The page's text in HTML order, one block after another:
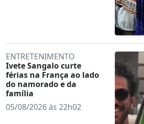
ENTRETENIMENTO
Ivete Sangalo curte
férias na França ao lado
do namorado e da
família
05/08/2026 às 22h02